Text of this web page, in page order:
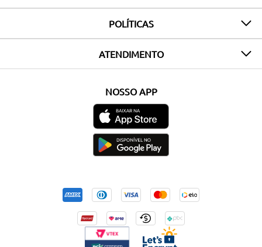
POLÍTICAS
ATENDIMENTO
NOSSO APP